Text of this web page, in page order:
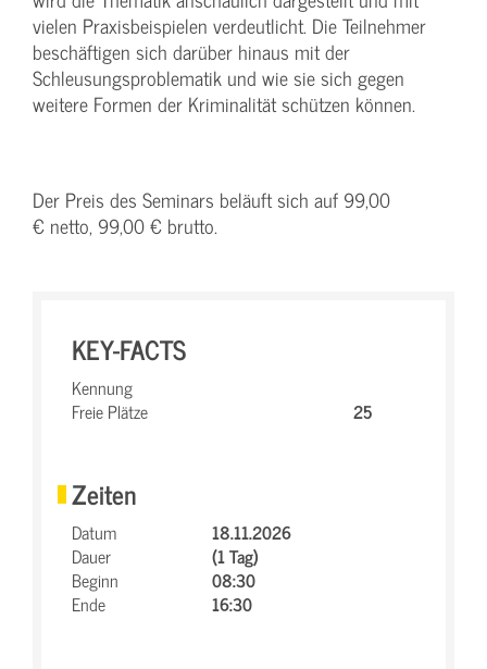
vielen Praxisbeispielen verdeutlicht. Die Teilnehmer
beschäftigen sich darüber hinaus mit der
Schleusungsproblematik und wie sie sich gegen
weitere Formen der Kriminalität schützen können.
Der Preis des Seminars beläuft sich auf 99,00
€ netto, 99,00 € brutto.
KEY-FACTS
Kennung
Freie Plätze
25
Zeiten
Datum
18.11.2026
Dauer
(1 Tag)
Beginn
08:30
Ende
16:30